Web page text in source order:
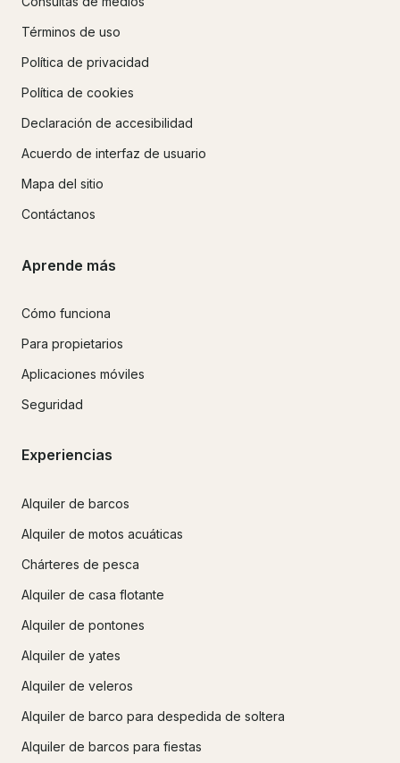
Términos de uso
Política de privacidad
Política de cookies
Declaración de accesibilidad
Acuerdo de interfaz de usuario
Mapa del sitio
Contáctanos
Aprende más
Cómo funciona
Para propietarios
Aplicaciones móviles
Seguridad
Experiencias
Alquiler de barcos
Alquiler de motos acuáticas
Chárteres de pesca
Alquiler de casa flotante
Alquiler de pontones
Alquiler de yates
Alquiler de veleros
Alquiler de barco para despedida de soltera
Alquiler de barcos para fiestas